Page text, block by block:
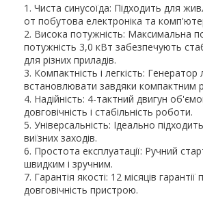
Чиста синусоїда: Підходить для
от побутова електроніка та
Висока потужність: Максимальна
потужність 3,0 кВт забезпечують
для різних приладів.
Компактність і легкість:
встановлювати завдяки компактним
Надійність: 4-тактний двигун
довговічність і стабільність роботи.
Універсальність: Ідеально
виїзних заходів.
Простота експлуатації: Ручний
швидким і зручним.
Гарантія якості: 12 місяців
довговічність пристрою.